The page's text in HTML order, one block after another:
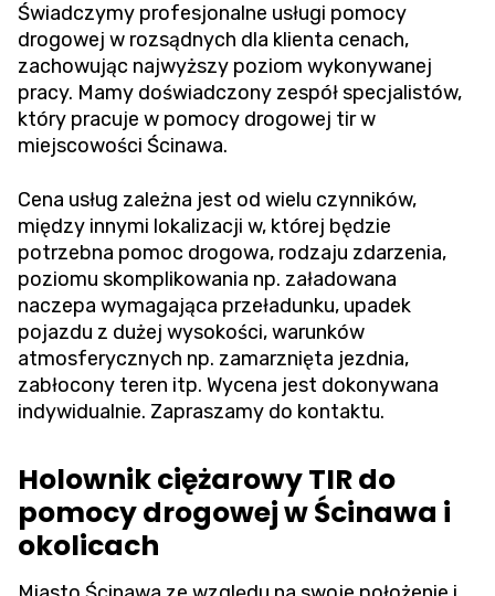
Świadczymy profesjonalne usługi pomocy
drogowej w rozsądnych dla klienta cenach,
zachowując najwyższy poziom wykonywanej
pracy. Mamy doświadczony zespół specjalistów,
który pracuje w pomocy drogowej tir w
miejscowości Ścinawa.
Cena usług zależna jest od wielu czynników,
między innymi lokalizacji w, której będzie
potrzebna pomoc drogowa, rodzaju zdarzenia,
poziomu skomplikowania np. załadowana
naczepa wymagająca przeładunku, upadek
pojazdu z dużej wysokości, warunków
atmosferycznych np. zamarznięta jezdnia,
zabłocony teren itp. Wycena jest dokonywana
indywidualnie. Zapraszamy do kontaktu.
Holownik ciężarowy TIR do
pomocy drogowej w Ścinawa i
okolicach